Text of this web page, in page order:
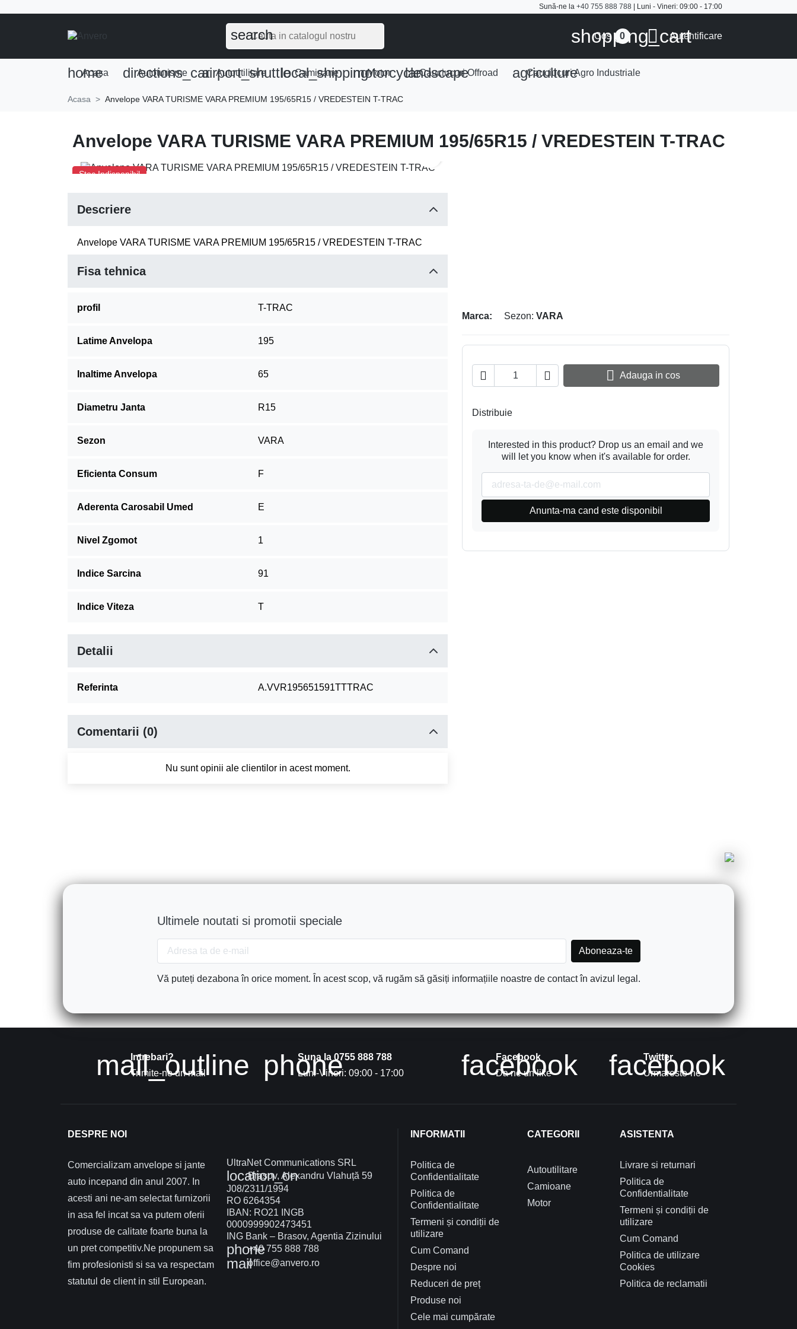
Sună-ne la +40 755 888 788 | Luni - Vineri: 09:00 - 17:00
search shopping_cart
Cos 0  Autentificare
home
Acasa directions_car
Autoturisme airport_shuttle
Autoutilitare local_shipping
Camioane motorcycle
Motor landscape
Cauciucuri Offroad agriculture
Cauciucuri Agro Industriale
Acasa Anvelope VARA TURISME VARA PREMIUM 195/65R15 / VREDESTEIN T-TRAC
Anvelope VARA TURISME VARA PREMIUM 195/65R15 / VREDESTEIN T-TRAC
Stoc Indisponibil
Descriere
Anvelope VARA TURISME VARA PREMIUM 195/65R15 / VREDESTEIN T-TRAC
Fisa tehnica
profil T-TRAC
Latime Anvelopa 195
Inaltime Anvelopa 65
Diametru Janta R15
Sezon VARA
Eficienta Consum F
Aderenta Carosabil Umed E
Nivel Zgomot 1
Indice Sarcina 91
Indice Viteza T
Detalii
Referinta A.VVR195651591TTTRAC
Comentarii (0)
Nu sunt opinii ale clientilor in acest moment.
Marca: Sezon: VARA
   Adauga in cos
Distribuie
Interested in this product? Drop us an email and we
will let you know when it's available for order.
Anunta-ma cand este disponibil
Ultimele noutati si promotii speciale
Vă puteți dezabona în orice moment. În acest scop, vă rugăm să găsiți informațiile noastre de contact în avizul legal.
mail_outline
Intrebari?
Trimite-ne un mail
phone
Suna la 0755 888 788
Luni-Vineri: 09:00 - 17:00
facebook
Facebook
Da ne un like
facebook
Twitter
Urmareste-ne
DESPRE NOI
Comercializam anvelope si jante
auto incepand din anul 2007. In
acesti ani ne-am selectat furnizorii
in asa fel incat sa va putem oferii
produse de calitate foarte buna la
un pret competitiv.Ne propunem sa
fim profesionisti si sa va respectam
statutul de client in stil European.
UltraNet Communications SRL
location_on
Brașov, Alexandru Vlahuță 59
J08/2311/1994
RO 6264354
IBAN: RO21 INGB
0000999902473451
ING Bank – Brasov, Agentia Zizinului
phone+40 755 888 788
mailoffice@anvero.ro
INFORMATII
Politica de
Confidentialitate
Politica de
Confidentialitate
Termeni și condiții de
utilizare
Cum Comand
Despre noi
Reduceri de preț
Produse noi
Cele mai cumpărate
CATEGORII
Autoutilitare
Camioane
Motor
ASISTENTA
Livrare si returnari
Politica de
Confidentialitate
Termeni și condiții de
utilizare
Cum Comand
Politica de utilizare
Cookies
Politica de reclamatii